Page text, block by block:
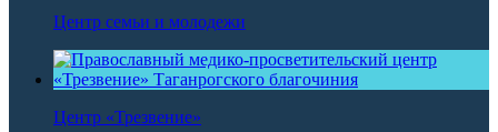
Центр семьи и молодежи
Центр «Трезвение»